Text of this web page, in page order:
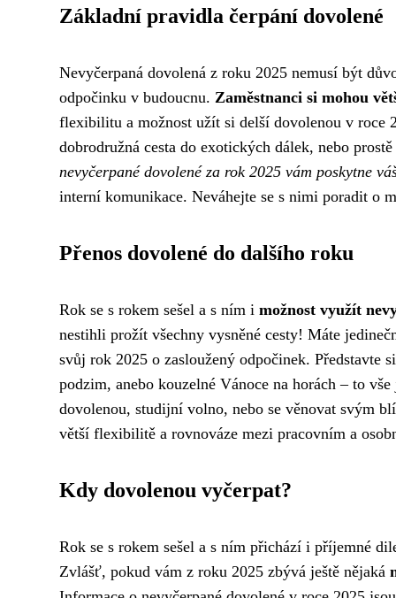
Základní pravidla čerpání dovolené
Nevyčerpaná dovolená z roku 2025 nemusí být
odpočinku v budoucnu. Zaměstnanci si mohou
flexibilitu a možnost užít si delší dovolenou v roce
dobrodružná cesta do exotických dálek, nebo
nevyčerpané dovolené za rok 2025 vám poskytne
interní komunikace. Neváhejte se s nimi poradit o
Přenos dovolené do dalšího roku
Rok se s rokem sešel a s ním i možnost využít
nestihli prožít všechny vysněné cesty! Máte
svůj rok 2025 o zasloužený odpočinek. Představte
podzim, anebo kouzelné Vánoce na horách – to
dovolenou, studijní volno, nebo se věnovat svým
větší flexibilitě a rovnováze mezi pracovním a
Kdy dovolenou vyčerpat?
Rok se s rokem sešel a s ním přichází i příjemné
Zvlášť, pokud vám z roku 2025 zbývá ještě nějaká